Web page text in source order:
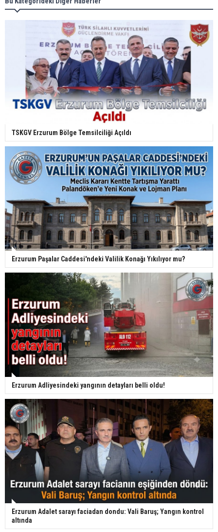
TSKGV Erzurum Bölge Temsilciliği Açıldı
Erzurum Paşalar Caddesi'ndeki Valilik Konağı Yıkılıyor mu?
Erzurum Adliyesindeki yangının detayları belli oldu!
Erzurum Adalet sarayı faciadan dondu: Vali Baruş; Yangın kontrol
altında